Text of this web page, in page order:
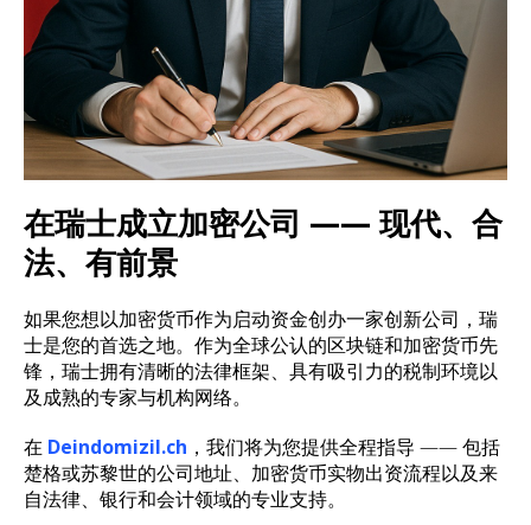
在瑞士成立加密公司 —— 现代、合
法、有前景
如果您想以加密货币作为启动资金创办一家创新公司，瑞
士是您的首选之地。作为全球公认的区块链和加密货币先
锋，瑞士拥有清晰的法律框架、具有吸引力的税制环境以
及成熟的专家与机构网络。
在 Deindomizil.ch ，我们将为您提供全程指导 —— 包括
楚格或苏黎世的公司地址、加密货币实物出资流程以及来
自法律、银行和会计领域的专业支持。